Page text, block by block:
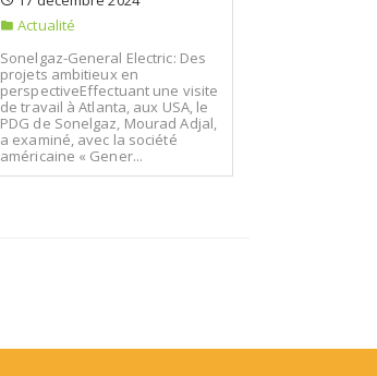
Actualité
Sonelgaz-General Electric: Des
projets ambitieux en
perspectiveEffectuant une visite
de travail à Atlanta, aux USA, le
PDG de Sonelgaz, Mourad Adjal,
a examiné, avec la société
américaine « Gener...